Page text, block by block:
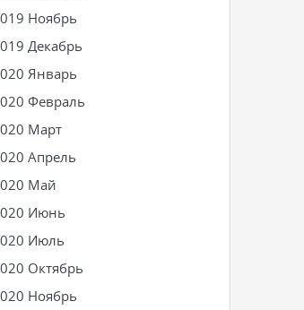
Ноябрь
Декабрь
Январь
Февраль
Март
Апрель
Май
Июнь
Июль
Октябрь
Ноябрь